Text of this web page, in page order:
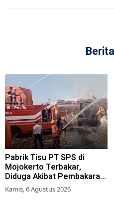
Pabrik Tisu PT SPS di
Mojokerto Terbakar,
Diduga Akibat Pembakaran
Lahan Tebu
Kamis, 6 Agustus 2026